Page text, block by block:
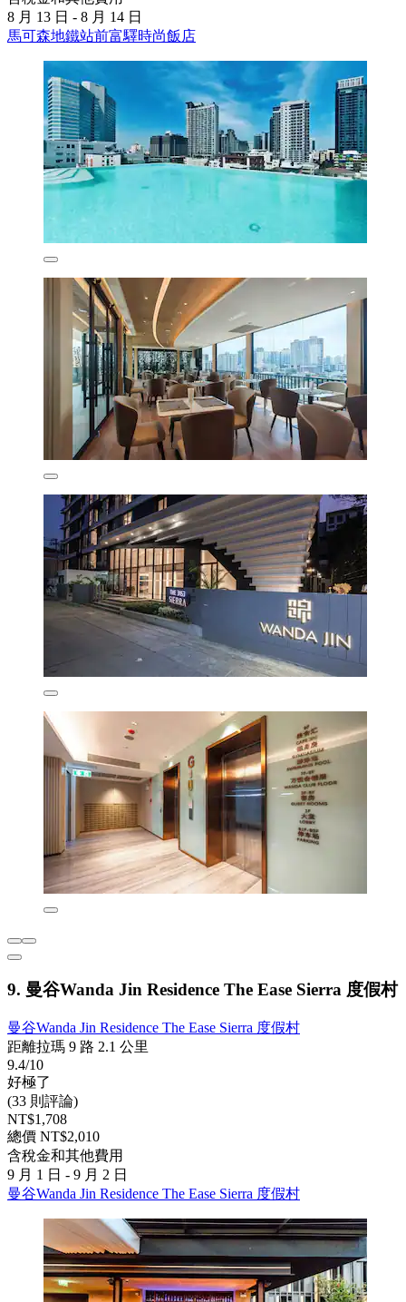
8 月 13 日 - 8 月 14 日
馬可森地鐵站前富驛時尚飯店
9. 曼谷Wanda Jin Residence The Ease Sierra 度假村
曼谷Wanda Jin Residence The Ease Sierra 度假村
距離拉瑪 9 路 2.1 公里
9.4/10
好極了
(33 則評論)
NT$1,708
總價 NT$2,010
含稅金和其他費用
9 月 1 日 - 9 月 2 日
曼谷Wanda Jin Residence The Ease Sierra 度假村